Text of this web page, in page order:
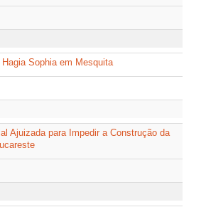
Sophia em Mesquita
Ajuizada para Impedir a Construção da